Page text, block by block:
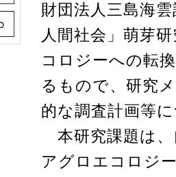
財団法人三島海
人間社会」萌芽
コロジーへの転
るもので、研究
的な調査計画等
本研究課題は、
アグロエコロジ